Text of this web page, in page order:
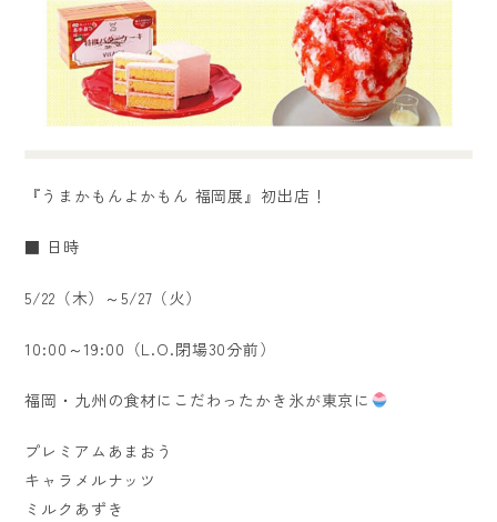
『うまかもんよかもん 福岡展』初出店！
■ 日時
5/22（木）～5/27（火）
10:00～19:00（L.O.閉場30分前）
福岡・九州の食材にこだわったかき氷が東京に
プレミアムあまおう
キャラメルナッツ
ミルクあずき